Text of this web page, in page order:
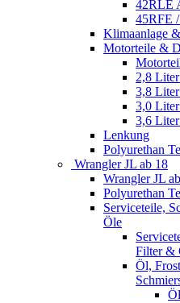
42RLE
45RFE
Klimaanlage
Motorteile &
2,8
3,8
3,0
3,6
Lenkung
Polyurethan
Wrangler JL ab 18
Wrangler JL
Polyurethan
Serviceteile,
Öle
Filter &
Öl,